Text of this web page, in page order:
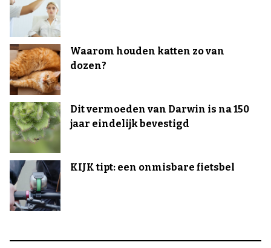
Waarom houden katten zo van
dozen?
Dit vermoeden van Darwin is na 150
jaar eindelijk bevestigd
KIJK tipt: een onmisbare fietsbel